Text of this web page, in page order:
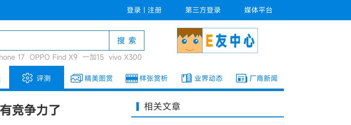
登录 | 注册 第三方登录 媒体平台
17 OPPO Find X9 一加15 vivo X300
评测 精美图赏 样张赏析 业界动态 厂商新闻
竞争力了 相关文章